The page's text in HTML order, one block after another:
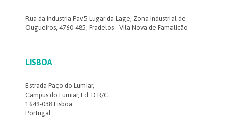
Rua da Industria Pav.5 Lugar da Lage, Zona Industrial de
Ougueiros, 4760-485, Fradelos - Vila Nova de Famalicão
LISBOA
Estrada Paço do Lumiar,
Campus do Lumiar, Ed. D R/C
1649-038 Lisboa
Portugal